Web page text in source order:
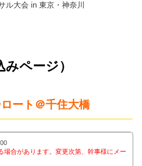
ル大会 in 東京・神奈川
ページ）
ート＠千住大橋
場合があります。変更次第、幹事様にメー